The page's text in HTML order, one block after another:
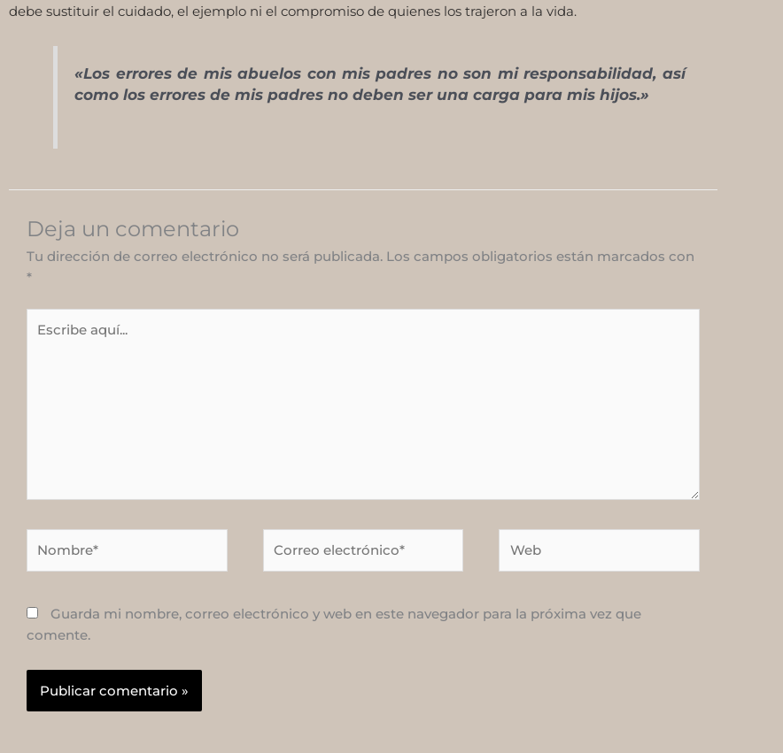
debe sustituir el cuidado, el ejemplo ni el compromiso de quienes los trajeron a la vida.
«Los errores de mis abuelos con mis padres no son mi responsabilidad, así
como los errores de mis padres no deben ser una carga para mis hijos.»
Deja un comentario
Tu dirección de correo electrónico no será publicada. Los campos obligatorios están marcados con
*
aquí...
electrónico*
Guarda mi nombre, correo electrónico y web en este navegador para la próxima vez que
comente.